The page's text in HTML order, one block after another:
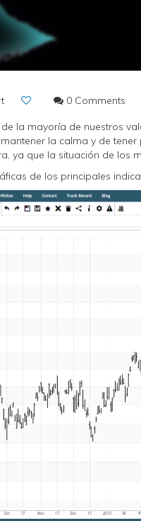
0 Comments
la mayoría de nuestros
la calma y de
ya que la situación de los
de los principales